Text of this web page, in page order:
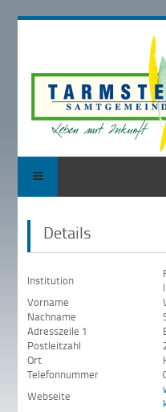
Details
Institution
Vorname
Nachname
Adresszeile 1
Postleitzahl
Ort
Telefonnummer
Webseite